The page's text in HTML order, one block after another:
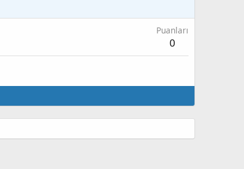
Puanları
0